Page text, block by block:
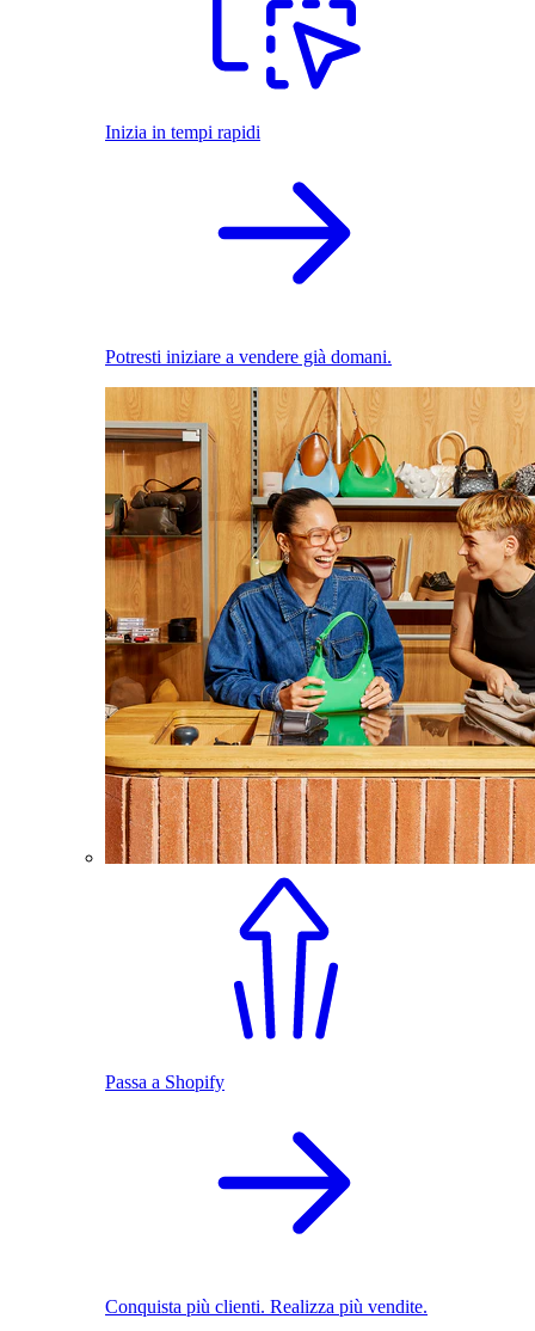
Inizia in tempi rapidi
Potresti iniziare a vendere già domani.
Passa a Shopify
Conquista più clienti. Realizza più vendite.